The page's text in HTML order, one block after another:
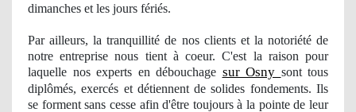
dimanches et les jours fériés.
Par ailleurs, la tranquillité de nos clients et la notoriété de
notre entreprise nous tient à coeur. C'est la raison pour
laquelle nos experts en débouchage sur Osny sont tous
diplômés, exercés et détiennent de solides fondements. Ils
se forment sans cesse afin d'être toujours à la pointe de leur